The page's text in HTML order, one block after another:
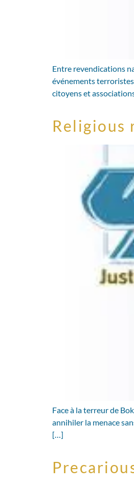
Entre revendications
événements
citoyens et
Religious
Face à la terreur de
annihiler la menace
[…]